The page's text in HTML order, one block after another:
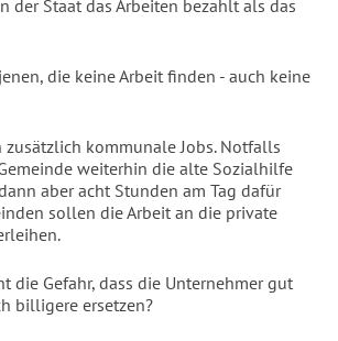
der Staat das Arbeiten bezahlt als das
die keine Arbeit finden - auch keine
zusätzlich kommunale Jobs. Notfalls
weiterhin die alte Sozialhilfe
aber acht Stunden am Tag dafür
sollen die Arbeit an die private
die Gefahr, dass die Unternehmer gut
billigere ersetzen?